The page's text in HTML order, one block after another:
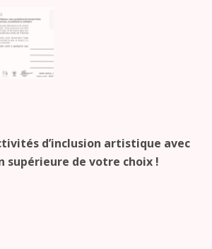
d’inclusion artistique avec
supérieure de votre choix !